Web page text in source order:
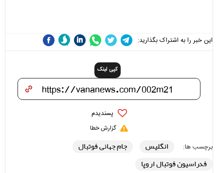
این خبر را به اشتراک بگذارید:
کپی لینک
پسندیدم
گزارش خطا
برچسب ها: انگلیس
جام جهانی فوتبال
فدراسیون فوتبال اروپا